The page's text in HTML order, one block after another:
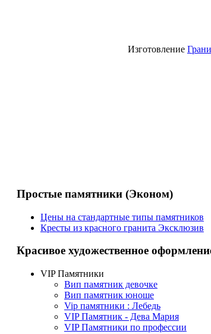
Изготовление
Простые памятники (Эконом)
Цены на стандартные типы памятников
Кресты из красного гранита Эксклюзив
Красивое художественное
VIP Памятники
Вип памятник девочке
Вип памятник юноше
Vip памятники : Лебедь
VIP Памятник - Дева Мария
VIP Памятники по профессии